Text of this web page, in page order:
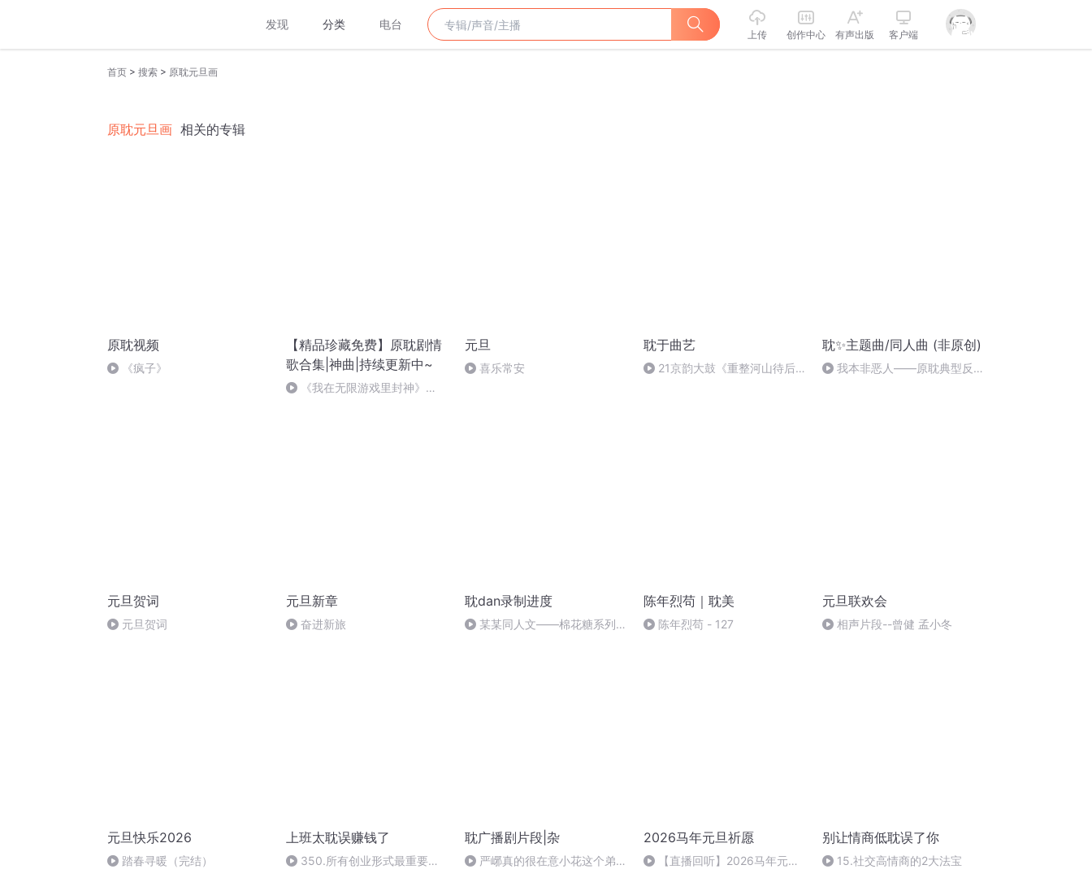
发现 分类 电台
上传 创作中心 有声出版 客户端
首页 > 搜索 > 原耽元旦画
原耽元旦画 相关的专辑
原耽视频
《疯子》
【精品珍藏免费】原耽剧情
歌合集|神曲|持续更新中~
《我在无限游戏里封神》
元旦
喜乐常安
耽于曲艺
21京韵大鼓《重整河山待后
耽✨主题曲/同人曲 (非原创)
我本非恶人——原耽典型反派
元旦贺词
元旦贺词
元旦新章
奋进新旅
耽dan录制进度
某某同人文——棉花糖系列上
陈年烈苟｜耽美
陈年烈苟 - 127
元旦联欢会
相声片段--曾健 孟小冬
元旦快乐2026
踏春寻暖（完结）
上班太耽误赚钱了
350.所有创业形式最重要的
耽广播剧片段|杂
严峫真的很在意小花这个弟弟
2026马年元旦祈愿
【直播回听】2026马年元旦
别让情商低耽误了你
15.社交高情商的2大法宝